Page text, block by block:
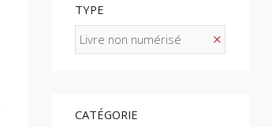
TYPE
Livre non numérisé
CATÉGORIE